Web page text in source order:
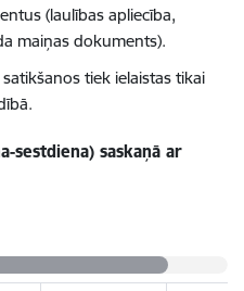
(laulības apliecība,
maiņas dokuments).
tiek ielaistas tikai
sestdiena) saskaņā ar